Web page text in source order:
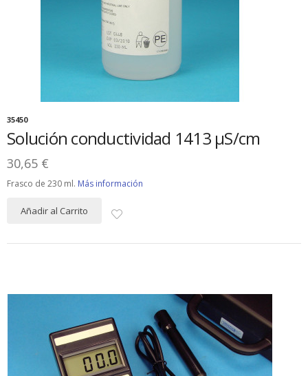
35450
Solución conductividad 1413 µS/cm
30,65 €
Frasco de 230 ml. Más información
Añadir al Carrito